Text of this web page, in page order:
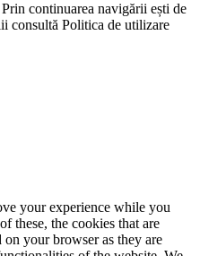
continuarea navigării ești de
consultă Politica de utilizare
your experience while you
these, the cookies that are
on your browser as they are